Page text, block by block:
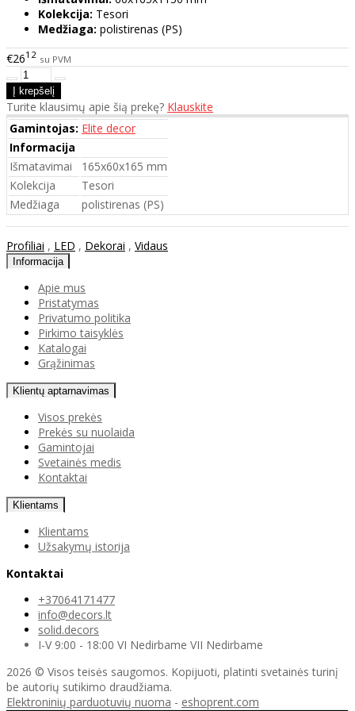
Kolekcija: Tesori
Medžiaga: polistirenas (PS)
€2612 su PVM
Turite klausimų apie šią prekę? Klauskite
Gamintojas: Elite decor
Informacija
Išmatavimai
165x60x165 mm
Kolekcija
Tesori
Medžiaga
polistirenas (PS)
Profiliai , LED , Dekorai , Vidaus
Informacija
Apie mus
Pristatymas
Privatumo politika
Pirkimo taisyklės
Katalogai
Grąžinimas
Klientų aptarnavimas
Visos prekės
Prekės su nuolaida
Gamintojai
Svetainės medis
Kontaktai
Klientams
Klientams
Užsakymų istorija
Kontaktai
+37064171477
info@decors.lt
solid.decors
I-V 9:00 - 18:00 VI Nedirbame VII Nedirbame
2026 © Visos teisės saugomos. Kopijuoti, platinti svetainės turinį
be autorių sutikimo draudžiama.
Elektroninių parduotuvių nuoma - eshoprent.com